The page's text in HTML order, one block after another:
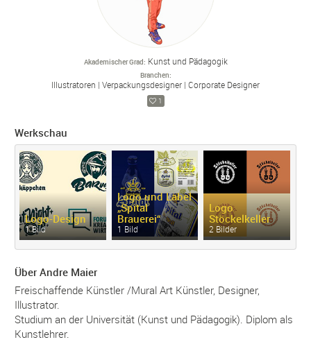
Akademischer Grad Kunst und Pädagogik
Branchen
Illustratoren Verpackungsdesigner Corporate Designer
1
Werkschau
Logo-Design
1 Bild
Logo und Label
„Spital
Brauerei“
1 Bild
Logo
Stöckelkeller
2 Bilder
Über Andre Maier
Freischaffende Künstler /Mural Art Künstler, Designer,
Illustrator.
Studium an der Universität (Kunst und Pädagogik). Diplom als
Kunstlehrer.